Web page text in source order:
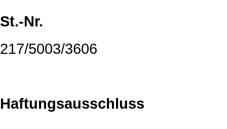
St.-Nr.
217/5003/3606
Haftungsausschluss